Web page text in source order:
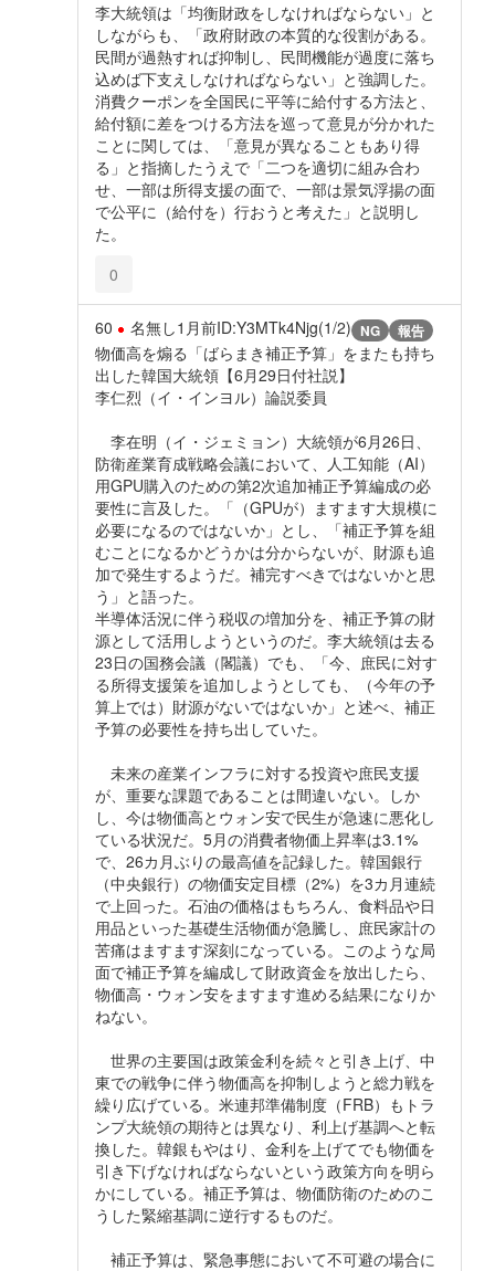
李大統領は「均衡財政をしなければならない」と
しながらも、「政府財政の本質的な役割がある。
民間が過熱すれば抑制し、民間機能が過度に落ち
込めば下支えしなければならない」と強調した。
消費クーポンを全国民に平等に給付する方法と、
給付額に差をつける方法を巡って意見が分かれた
ことに関しては、「意見が異なることもあり得
る」と指摘したうえで「二つを適切に組み合わ
せ、一部は所得支援の面で、一部は景気浮揚の面
で公平に（給付を）行おうと考えた」と説明し
た。
0
60 名無し1月前ID:Y3MTk4Njg(1/2) NG 報告
物価高を煽る「ばらまき補正予算」をまたも持ち
出した韓国大統領【6月29日付社説】
李仁烈（イ・インヨル）論説委員
李在明（イ・ジェミョン）大統領が6月26日、
防衛産業育成戦略会議において、人工知能（AI）
用GPU購入のための第2次追加補正予算編成の必
要性に言及した。「（GPUが）ますます大規模に
必要になるのではないか」とし、「補正予算を組
むことになるかどうかは分からないが、財源も追
加で発生するようだ。補完すべきではないかと思
う」と語った。
半導体活況に伴う税収の増加分を、補正予算の財
源として活用しようというのだ。李大統領は去る
23日の国務会議（閣議）でも、「今、庶民に対す
る所得支援策を追加しようとしても、（今年の予
算上では）財源がないではないか」と述べ、補正
予算の必要性を持ち出していた。
未来の産業インフラに対する投資や庶民支援
が、重要な課題であることは間違いない。しか
し、今は物価高とウォン安で民生が急速に悪化し
ている状況だ。5月の消費者物価上昇率は3.1%
で、26カ月ぶりの最高値を記録した。韓国銀行
（中央銀行）の物価安定目標（2%）を3カ月連続
で上回った。石油の価格はもちろん、食料品や日
用品といった基礎生活物価が急騰し、庶民家計の
苦痛はますます深刻になっている。このような局
面で補正予算を編成して財政資金を放出したら、
物価高・ウォン安をますます進める結果になりか
ねない。
世界の主要国は政策金利を続々と引き上げ、中
東での戦争に伴う物価高を抑制しようと総力戦を
繰り広げている。米連邦準備制度（FRB）もトラ
ンプ大統領の期待とは異なり、利上げ基調へと転
換した。韓銀もやはり、金利を上げてでも物価を
引き下げなければならないという政策方向を明ら
かにしている。補正予算は、物価防衛のためのこ
うした緊縮基調に逆行するものだ。
補正予算は、緊急事態において不可避の場合に